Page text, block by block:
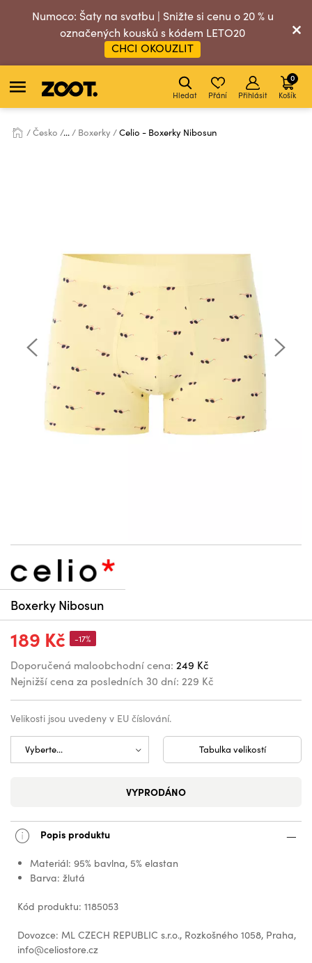
Numoco: Šaty na svatbu | Snižte si cenu o 20 % u
označených kousků s kódem LETO20
CHCI OKOUZLIT
Hledat Přání Přihlásit Košík
0
Česko ... Boxerky Celio - Boxerky Nibosun
Boxerky Nibosun
189 Kč -17%
Doporučená maloobchodní cena: 249 Kč
Nejnižší cena za posledních 30 dní: 229 Kč
Velikosti jsou uvedeny v EU číslování.
Tabulka velikostí
VYPRODÁNO
Popis produktu
Materiál: 95% bavlna, 5% elastan
Barva: žlutá
Kód produktu: 1185053
Dovozce: ML CZECH REPUBLIC s.r.o., Rozkošného 1058, Praha,
info@celiostore.cz